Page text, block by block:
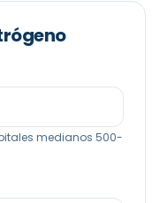
medianos 500-